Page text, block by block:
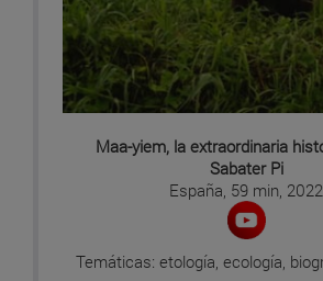
Maa-yiem, la extraordinaria
Sabater Pi
España, 59 min, 2022
Temáticas: etología, ecología,